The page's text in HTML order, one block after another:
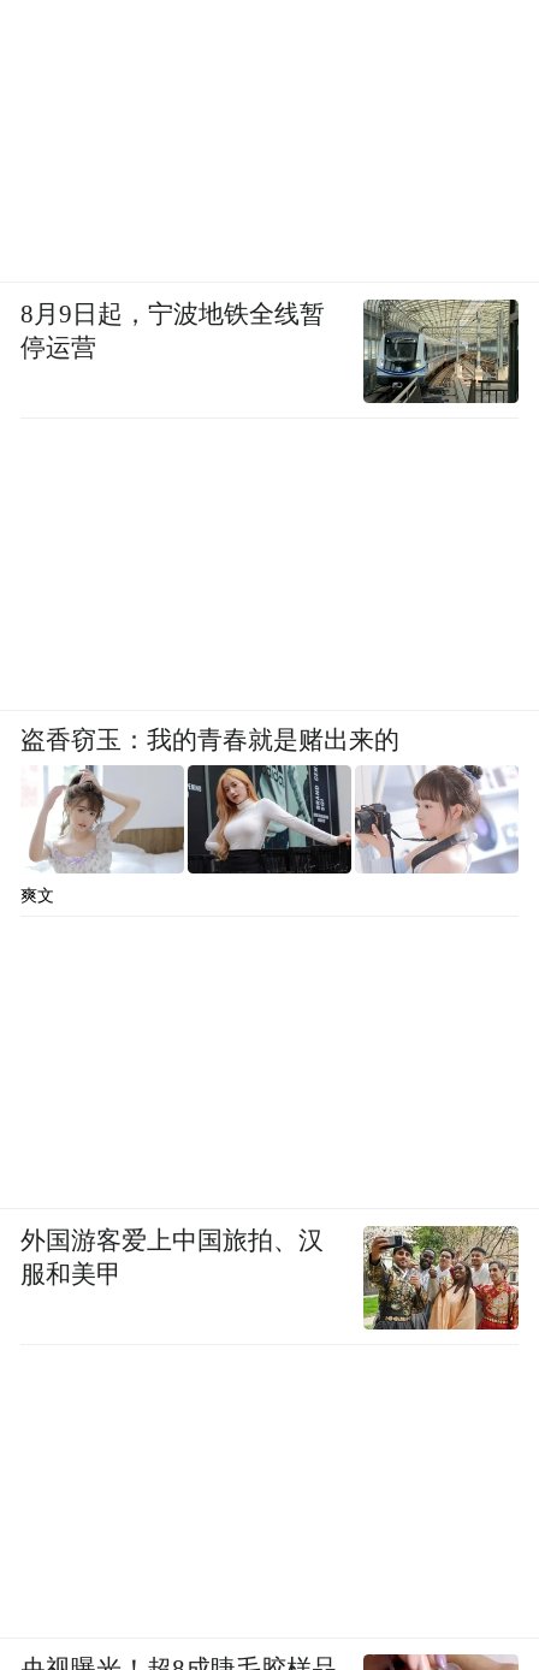
8月9日起，宁波地铁全线暂
停运营
盗香窃玉：我的青春就是赌出来的
爽文
外国游客爱上中国旅拍、汉
服和美甲